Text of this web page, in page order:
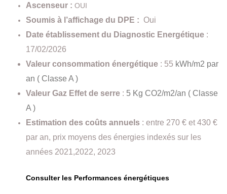
Ascenseur : OUI
Soumis à l’affichage du DPE : Oui
Date établissement du Diagnostic Energétique :
17/02/2026
Valeur consommation énergétique : 55 kWh/m2 par
an ( Classe A )
Valeur Gaz Effet de serre : 5 Kg CO2/m2/an ( Classe
A )
Estimation des coûts annuels : entre 270 € et 430 €
par an, prix moyens des énergies indexés sur les
années 2021,2022, 2023
Consulter les Performances énergétiques